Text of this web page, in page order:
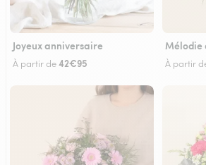
Joyeux anniversaire
À partir de42€95
Mélodie
À partir